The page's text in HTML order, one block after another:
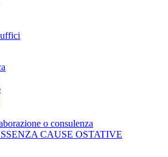
o consulenza
CAUSE OSTATIVE